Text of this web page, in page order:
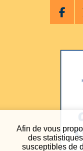
Afin de vous
des
susceptibles de